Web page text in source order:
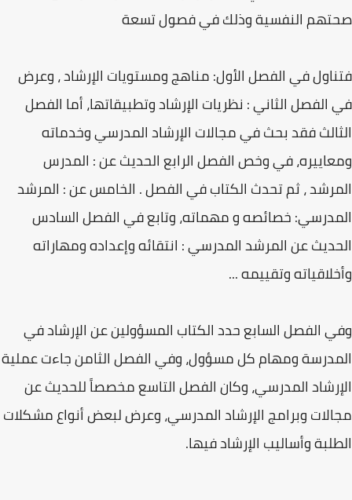
صحتهم النفسية وذلك في فصول تسعة
فتناول في الفصل الأول: مناهج ومستويات الإرشاد ، وعرض
في الفصل الثاني : نظريات الإرشاد وتطبيقاتها، أما الفصل
الثالث فقد بحث في مجالات الإرشاد المدرسي وخدماته
ومعاييره، في وخص الفصل الرابع الحديث عن : المدرس
المرشد ، ثم تحدث الكتاب في الفصل . الخامس عن : المرشد
المدرسي: خصائصه و مهماته، وتابع في الفصل السادس
الحديث عن المرشد المدرسي : انتقائه وإعداده ومهاراته
وأخلاقياته وتقييمه ...
وفي الفصل السابع حدد الكتاب المسؤولين عن الإرشاد في
المدرسة ومهام كل مسؤول، وفي الفصل الثامن جاءت عملية
الإرشاد المدرسي، وكان الفصل التاسع مخصصاً للحديث عن
مجالات وبرامج الإرشاد المدرسي، وعرض لبعض أنواع مشكلات
الطلبة وأساليب الإرشاد فيها.